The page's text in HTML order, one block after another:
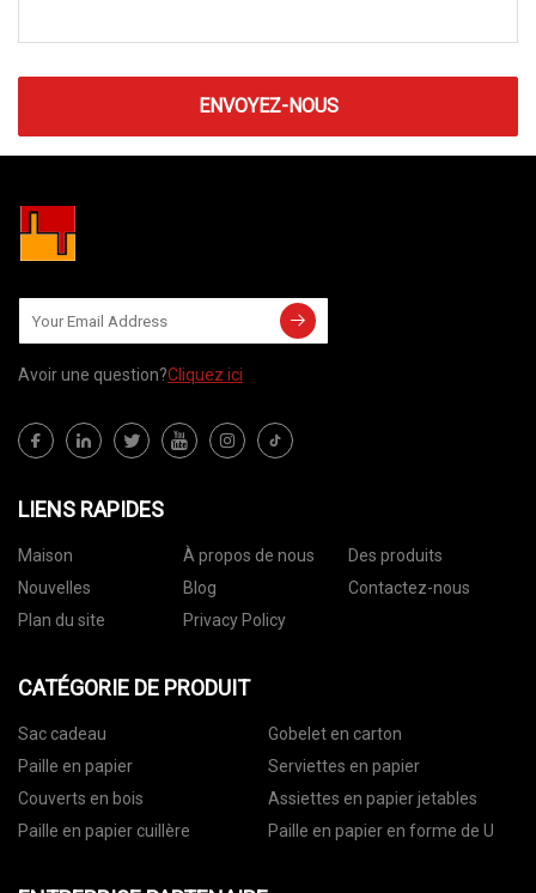
ENVOYEZ-NOUS
Avoir une question?Cliquez ici
LIENS RAPIDES
Maison À propos de nous
Des produits
Nouvelles
Blog
Contactez-nous
Plan du site
Privacy Policy
CATÉGORIE DE PRODUIT
Sac cadeau
Gobelet en carton
Paille en papier
Serviettes en papier
Couverts en bois
Assiettes en papier jetables
Paille en papier cuillère
Paille en papier en forme de U